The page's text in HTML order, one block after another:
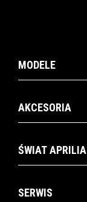
MODELE
AKCESORIA
ŚWIAT APRILIA
SERWIS